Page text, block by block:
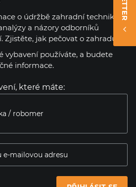
o údržbě zahradní techniky a
a názory odborníků
jak pečovat o zahradu.
vybavení používáte, a budete
informace.
které máte: